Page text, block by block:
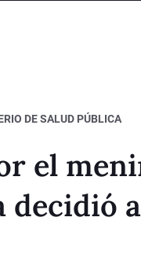
DE SALUD PÚBLICA
el
decidió